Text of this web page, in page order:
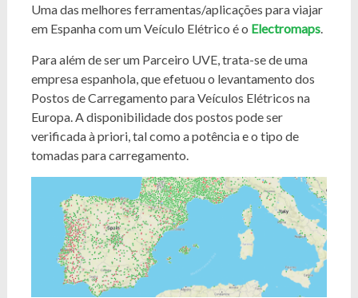
Uma das melhores ferramentas/aplicações para viajar
em Espanha com um Veículo Elétrico é o Electromaps.
Para além de ser um Parceiro UVE, trata-se de uma
empresa espanhola, que efetuou o levantamento dos
Postos de Carregamento para Veículos Elétricos na
Europa. A disponibilidade dos postos pode ser
verificada à priori, tal como a potência e o tipo de
tomadas para carregamento.